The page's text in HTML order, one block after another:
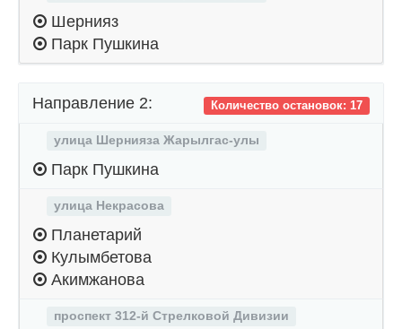
Шернияз
Парк Пушкина
Количество остановок: 17
Направление 2:
улица Шернияза Жарылгас-улы
Парк Пушкина
улица Некрасова
Планетарий
Кулымбетова
Акимжанова
проспект 312-й Стрелковой Дивизии